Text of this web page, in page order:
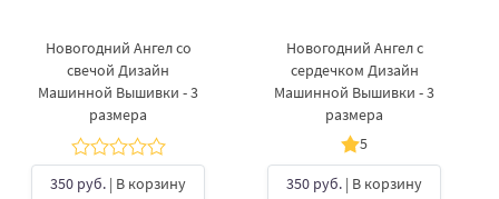
Новогодний Ангел со
свечой Дизайн
Машинной Вышивки - 3
размера
350 руб. | В корзину
Новогодний Ангел с
сердечком Дизайн
Машинной Вышивки - 3
размера
5
350 руб. | В корзину